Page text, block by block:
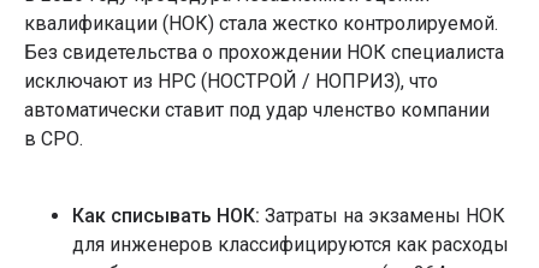
квалификации (НОК) стала жестко контролируемой.
Без свидетельства о прохождении НОК специалиста
исключают из НРС (НОСТРОЙ / НОПРИЗ), что
автоматически ставит под удар членство компании
в СРО.
Как списывать НОК: Затраты на экзамены НОК
для инженеров классифицируются как расходы